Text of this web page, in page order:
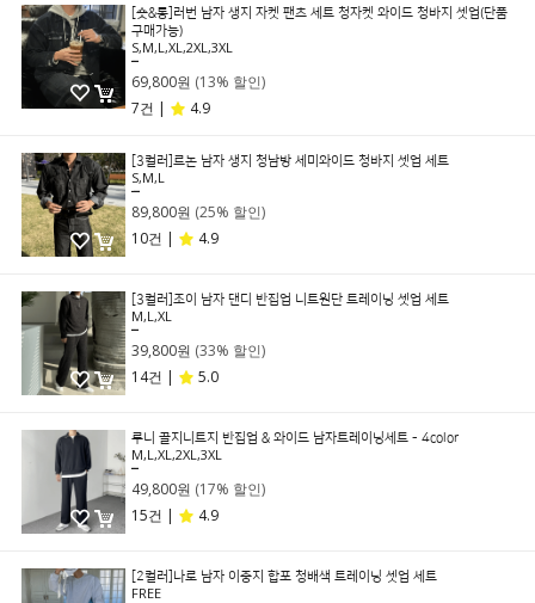
[숏&롱]러번 남자 생지 자켓 팬츠 세트 청자켓 와이드 청바지 셋업(단품
구매가능)
S,M,L,XL,2XL,3XL
69,800원 (13% 할인)
7건 |
4.9
[3컬러]르논 남자 생지 청남방 세미와이드 청바지 셋업 세트
S,M,L
89,800원 (25% 할인)
10건 |
4.9
[3컬러]조이 남자 댄디 반집업 니트원단 트레이닝 셋업 세트
M,L,XL
39,800원 (33% 할인)
14건 |
5.0
루니 골지니트지 반집업 & 와이드 남자트레이닝세트 - 4color
M,L,XL,2XL,3XL
49,800원 (17% 할인)
15건 |
4.9
[2컬러]나로 남자 이중지 합포 청배색 트레이닝 셋업 세트
FREE